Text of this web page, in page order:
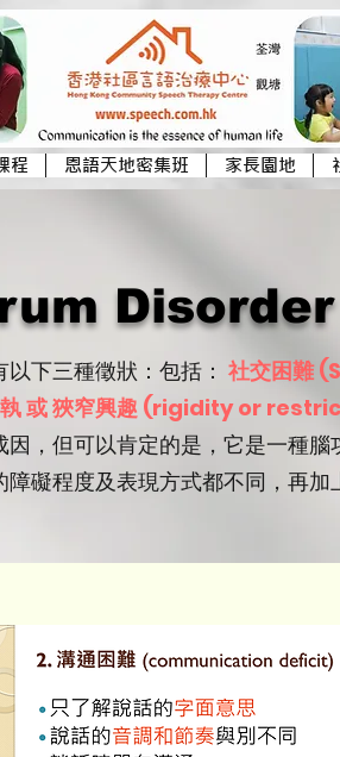
程 恩語天地密集班 家長園地
Disorder
下三種徵狀：包括： 社交困難
或 狹窄興趣 (rigidity or
，但可以肯定的是，它是一種
礙程度及表現方式都不同，再